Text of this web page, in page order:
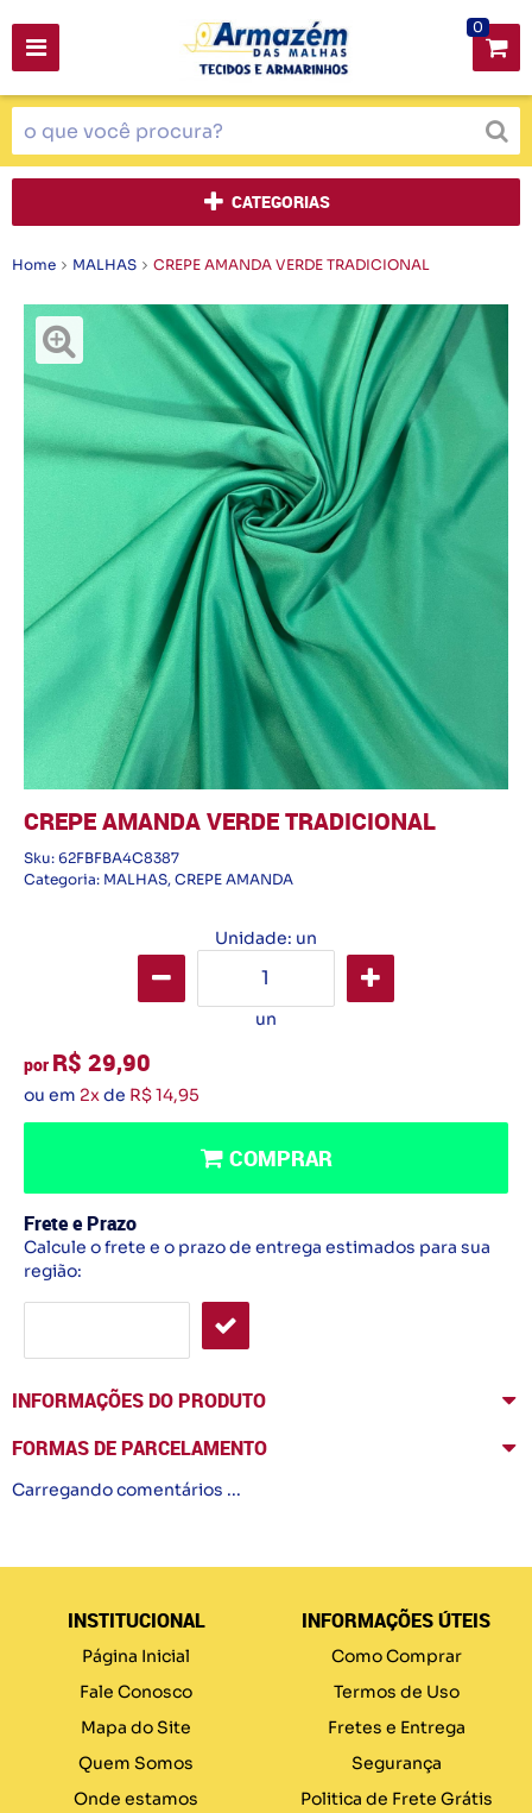
0
CATEGORIAS
Home MALHAS CREPE AMANDA VERDE TRADICIONAL
CREPE AMANDA VERDE TRADICIONAL
Sku: 62FBFBA4C8387
Categoria: MALHAS, CREPE AMANDA
Unidade: un
un
por R$ 29,90
ou em 2xde R$ 14,95
COMPRAR
Frete e Prazo
Calcule o frete e o prazo de entrega estimados para sua
região:
INFORMAÇÕES DO PRODUTO
FORMAS DE PARCELAMENTO
Carregando comentários ...
INSTITUCIONAL
Página Inicial
Fale Conosco
Mapa do Site
Quem Somos
Onde estamos
INFORMAÇÕES ÚTEIS
Como Comprar
Termos de Uso
Fretes e Entrega
Segurança
Politica de Frete Grátis